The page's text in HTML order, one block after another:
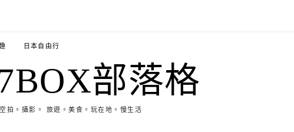
日本自由行
部落格
空拍。攝影。 旅遊。美食。玩在地。慢生活